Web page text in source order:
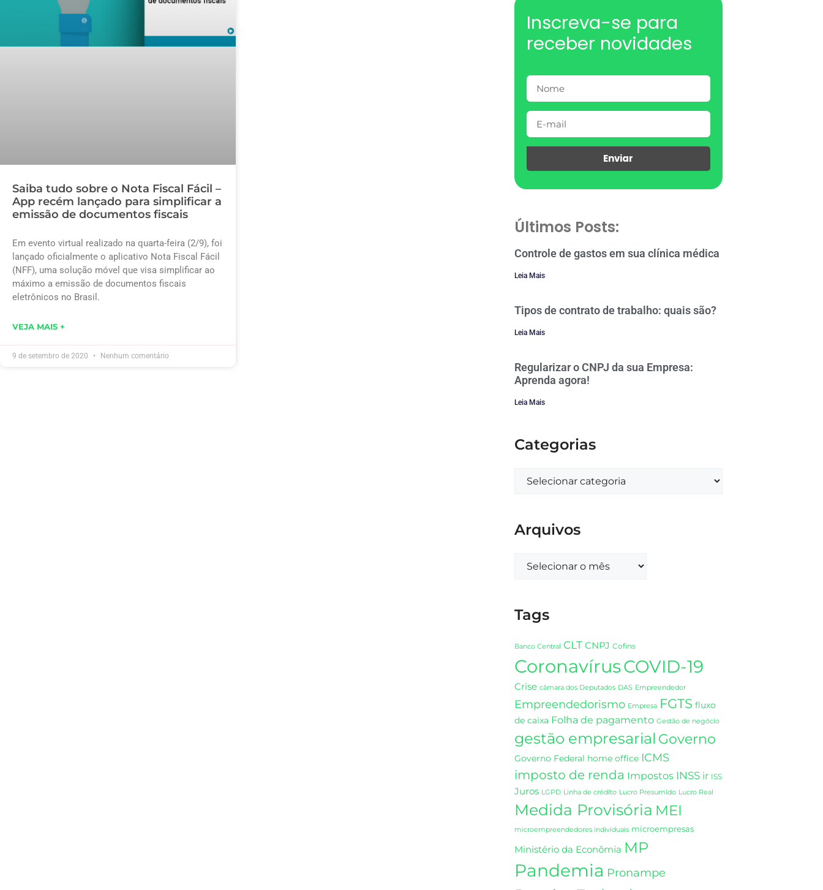
Saiba tudo sobre o Nota Fiscal Fácil –
App recém lançado para simplificar a
emissão de documentos fiscais
Em evento virtual realizado na quarta-feira (2/9), foi
lançado oficialmente o aplicativo Nota Fiscal Fácil
(NFF), uma solução móvel que visa simplificar ao
máximo a emissão de documentos fiscais
eletrônicos no Brasil.
VEJA MAIS +
9 de setembro de 2020 Nenhum comentário
Inscreva-se para
receber novidades
Enviar
Últimos Posts:
Controle de gastos em sua clínica médica
Leia Mais
Tipos de contrato de trabalho: quais são?
Leia Mais
Regularizar o CNPJ da sua Empresa:
Aprenda agora!
Leia Mais
Categorias
Arquivos
Tags
Banco Central CLT CNPJ Cofins
CoronavírusCOVID-19
Crise câmara dos Deputados DAS Empreendedor
Empreendedorismo Empresa FGTS fluxo
de caixa Folha de pagamento Gestão de negócio
gestão empresarial Governo
Governo Federal home office ICMS
imposto de renda Impostos INSS ir ISS
Juros LGPD Linha de crédito Lucro Presumido Lucro Real
Medida Provisória MEI
microempreendedores individuais microempresas
Ministério da Econômia MP
Pandemia Pronampe